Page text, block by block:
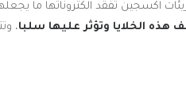
اكسجين تفقد الكتروناتها ما
هذه الخلايا وتؤثر عليها سلبا،